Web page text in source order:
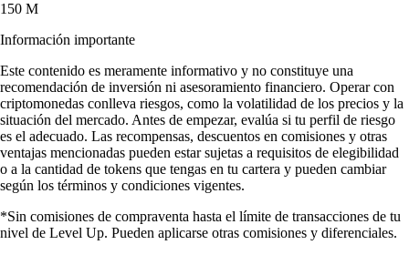
150 M
Información importante
Este contenido es meramente informativo y no constituye una
recomendación de inversión ni asesoramiento financiero. Operar con
criptomonedas conlleva riesgos, como la volatilidad de los precios y la
situación del mercado. Antes de empezar, evalúa si tu perfil de riesgo
es el adecuado. Las recompensas, descuentos en comisiones y otras
ventajas mencionadas pueden estar sujetas a requisitos de elegibilidad
o a la cantidad de tokens que tengas en tu cartera y pueden cambiar
según los términos y condiciones vigentes.
*Sin comisiones de compraventa hasta el límite de transacciones de tu
nivel de Level Up. Pueden aplicarse otras comisiones y diferenciales.